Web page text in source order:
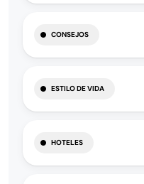
CONSEJOS
ESTILO DE VIDA
HOTELES